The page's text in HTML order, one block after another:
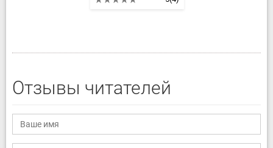
Отзывы читателей